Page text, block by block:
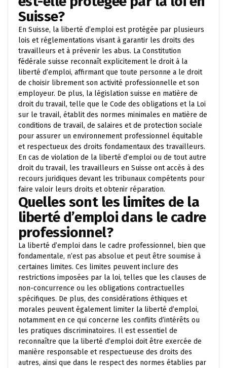
Suisse?
En Suisse, la liberté d’emploi est protégée par plusieurs
lois et réglementations visant à garantir les droits des
travailleurs et à prévenir les abus. La Constitution
fédérale suisse reconnaît explicitement le droit à la
liberté d’emploi, affirmant que toute personne a le droit
de choisir librement son activité professionnelle et son
employeur. De plus, la législation suisse en matière de
droit du travail, telle que le Code des obligations et la Loi
sur le travail, établit des normes minimales en matière de
conditions de travail, de salaires et de protection sociale
pour assurer un environnement professionnel équitable
et respectueux des droits fondamentaux des travailleurs.
En cas de violation de la liberté d’emploi ou de tout autre
droit du travail, les travailleurs en Suisse ont accès à des
recours juridiques devant les tribunaux compétents pour
faire valoir leurs droits et obtenir réparation.
Quelles sont les limites de la
liberté d’emploi dans le cadre
professionnel?
La liberté d’emploi dans le cadre professionnel, bien que
fondamentale, n’est pas absolue et peut être soumise à
certaines limites. Ces limites peuvent inclure des
restrictions imposées par la loi, telles que les clauses de
non-concurrence ou les obligations contractuelles
spécifiques. De plus, des considérations éthiques et
morales peuvent également limiter la liberté d’emploi,
notamment en ce qui concerne les conflits d’intérêts ou
les pratiques discriminatoires. Il est essentiel de
reconnaître que la liberté d’emploi doit être exercée de
manière responsable et respectueuse des droits des
autres, ainsi que dans le respect des normes établies par